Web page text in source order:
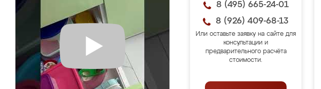
8 (495) 665-24-01
8 (926) 409-68-13
Или оставьте заявку на сайте для
консультации и
предварительного расчёта
стоимости.